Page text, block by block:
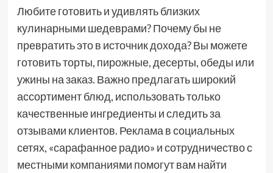
Любите готовить и удивлять близких
кулинарными шедеврами? Почему бы не
превратить это в источник дохода? Вы можете
готовить торты, пирожные, десерты, обеды или
ужины на заказ. Важно предлагать широкий
ассортимент блюд, использовать только
качественные ингредиенты и следить за
отзывами клиентов. Реклама в социальных
сетях, «сарафанное радио» и сотрудничество с
местными компаниями помогут вам найти